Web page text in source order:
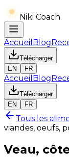
Niki Coach
Accueil Blog
Télécharger
EN
FR
Accueil Blog
Télécharger
EN
FR
Tous les
viandes, oeufs,
Veau,